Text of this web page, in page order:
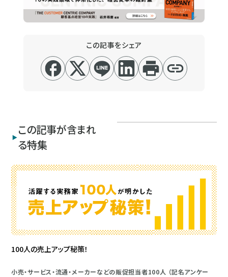
この記事をシェア
この記事が含まれ
る特集
100人の売上アップ秘策！
小売・サービス・流通・メーカーなどの販促担当者100人 （記名アンケー